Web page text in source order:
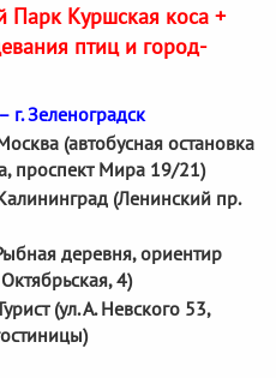
Парк Куршская коса +
птиц и город-
Зеленоградск
(автобусная остановка
проспект Мира 19/21)
(Ленинский пр.
деревня, ориентир
4)
(ул. А. Невского 53,